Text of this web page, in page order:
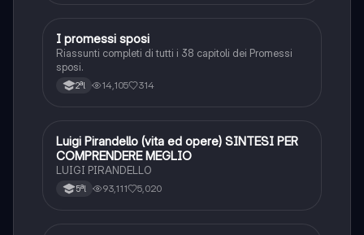
Italiano
I promessi sposi
Riassunti completi di tutti i 38 capitoli dei Promessi
sposi.
2ªl 14,105 314
Italiano
Luigi Pirandello (vita ed opere) SINTESI PER
COMPRENDERE MEGLIO
LUIGI PIRANDELLO
5ªl 93,111 5,020